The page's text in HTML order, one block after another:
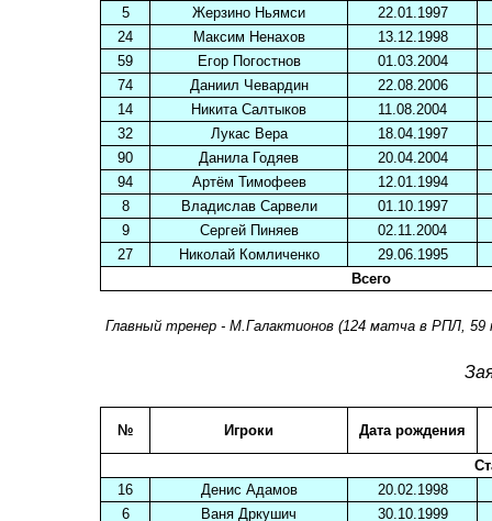
5
Жерзино Ньямси
22.01.1997
24
Максим Ненахов
13.12.1998
59
Егор Погостнов
01.03.2004
74
Даниил Чевардин
22.08.2006
14
Никита Салтыков
11.08.2004
32
Лукас Вера
18.04.1997
90
Данила Годяев
20.04.2004
94
Артём Тимофеев
12.01.1994
8
Владислав Сарвели
01.10.1997
9
Сергей Пиняев
02.11.2004
27
Николай Комличенко
29.06.1995
Всего
Главный тренер - М.Галактионов (124 матча в РПЛ, 59
№ Игроки Дата рождения
16
Денис Адамов
20.02.1998
6
Ваня Дркушич
30.10.1999